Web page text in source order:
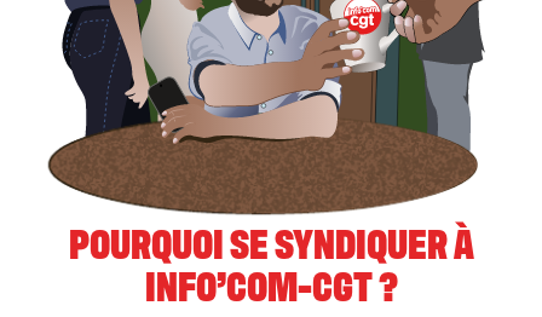
POURQUOI SE SYNDIQUER À
INFO’COM-CGT ?